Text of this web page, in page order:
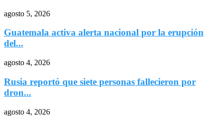
agosto 5, 2026
Guatemala activa alerta nacional por la erupción
del...
agosto 4, 2026
Rusia reportó que siete personas fallecieron por
dron...
agosto 4, 2026